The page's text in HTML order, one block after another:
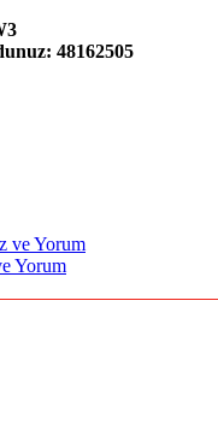
48162505
Yorum